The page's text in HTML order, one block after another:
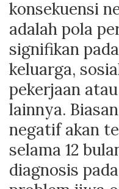
konsekuensi
adalah pola
signifikan
keluarga,
pekerjaan
lainnya.
negatif akan
selama 12
diagnosis